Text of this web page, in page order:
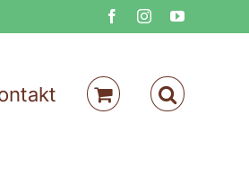
FacebookInstagramYouTube